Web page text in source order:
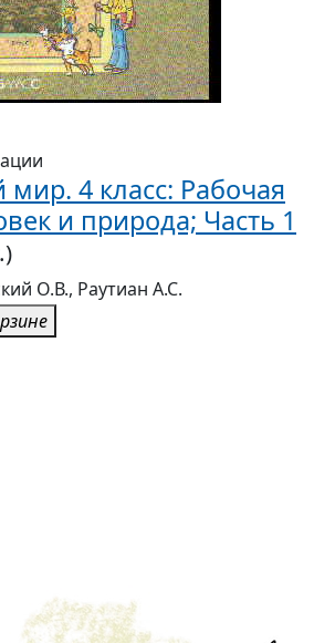
4 класс: Рабочая
и природа; Часть 1
О.В., Раутиан А.С.